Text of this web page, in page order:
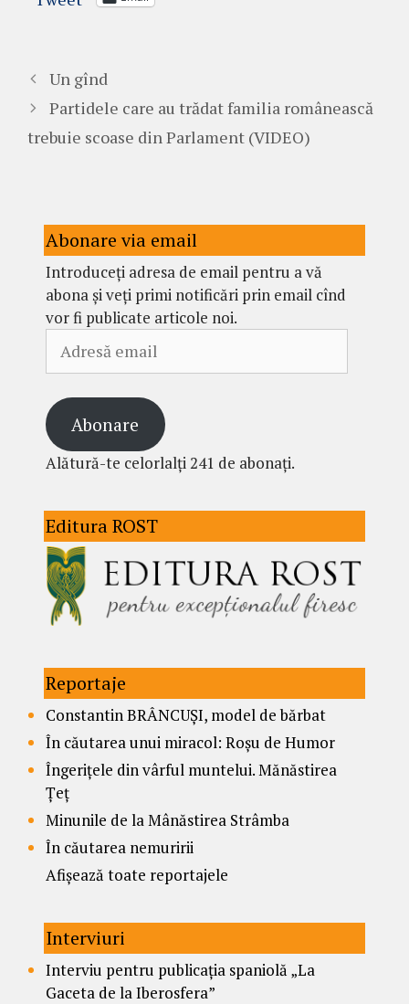
Un gînd
Partidele care au trădat familia românească
trebuie scoase din Parlament (VIDEO)
Abonare via email
Introduceți adresa de email pentru a vă
abona și veți primi notificări prin email cînd
vor fi publicate articole noi.
email
Abonare
Alătură-te celorlalți 241 de abonați.
Editura ROST
Reportaje
Constantin BRÂNCUȘI, model de bărbat
În căutarea unui miracol: Roșu de Humor
Îngerițele din vârful muntelui. Mănăstirea
Țeț
Minunile de la Mânăstirea Strâmba
În căutarea nemuririi
Afișează toate reportajele
Interviuri
Interviu pentru publicația spaniolă „La
Gaceta de la Iberosfera”